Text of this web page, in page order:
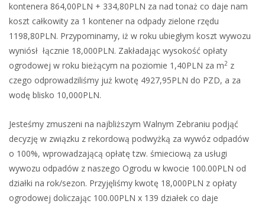
kontenera 864,00PLN + 334,80PLN za nad tonaż co daje nam
koszt całkowity za 1 kontener na odpady zielone rzędu
1198,80PLN. Przypominamy, iż w roku ubiegłym koszt wywozu
wyniósł łącznie 18,000PLN. Zakładając wysokość opłaty
ogrodowej w roku bieżącym na poziomie 1,40PLN za m2 z
czego odprowadziliśmy już kwotę 4927,95PLN do PZD, a za
wodę blisko 10,000PLN.
Jesteśmy zmuszeni na najbliższym Walnym Zebraniu podjąć
decyzję w związku z rekordową podwyżką za wywóz odpadów
o 100%, wprowadzającą opłatę tzw. śmieciową za usługi
wywozu odpadów z naszego Ogrodu w kwocie 100.00PLN od
działki na rok/sezon. Przyjęliśmy kwotę 18,000PLN z opłaty
ogrodowej doliczając 100.00PLN x 139 działek co daje